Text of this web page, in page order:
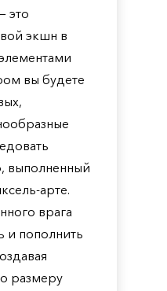
это
экшн в
вы будете
выполненный
арте.
врага
и пополнить
размеру